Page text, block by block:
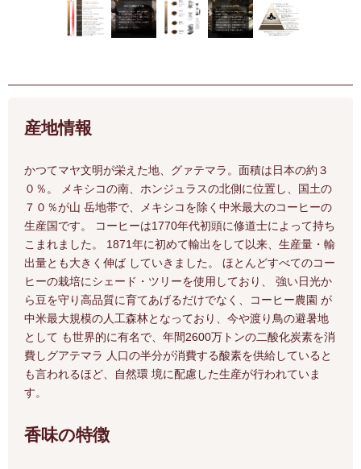
産地情報
かつてマヤ文明が栄えた地、グァテマラ。面積は日本の約３
０％。 メキシコの南、ホンジュラスの北側に位置し、国土の
７０％が山 岳地帯で、メキシコを除く中米最大のコーヒーの
生産国です。 コーヒーは1770年代初頭に修道士によって持ち
こまれました。 1871年に初めて輸出をして以来、生産量・輸
出量とも大きく伸ば していきました。 ほとんどすべてのコー
ヒーの栽培にシェード・ツリーを使用しており、 強い日光か
ら豆を守り高品質に育てあげるだけでなく、コーヒー農園 が
中米最大規模の人工森林となっており、今や渡り鳥の避暑地
として も世界的に有名で、年間2600万トンの二酸化炭素を消
費しグアテマラ 人口の半分が消費する酸素を供給していると
も言われるほど、自然環 境に配慮した生産が行われていま
す。
香味の特徴